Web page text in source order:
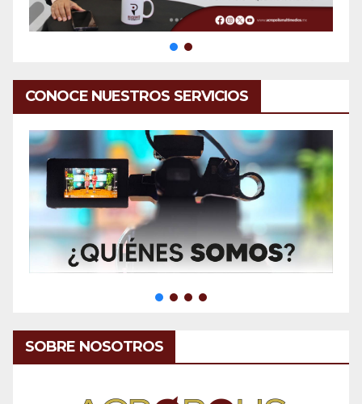
CONOCE NUESTROS SERVICIOS
SOBRE NOSOTROS